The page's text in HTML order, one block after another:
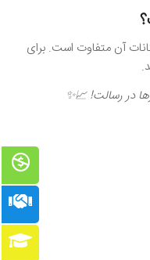
آن متفاوت است. برای
در رسالت! 📈✨